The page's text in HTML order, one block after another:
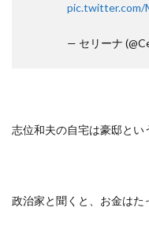
pic.twitter.com/
— セリーナ
志位和夫の自宅は豪邸とい
政治家と聞くと、お金はた